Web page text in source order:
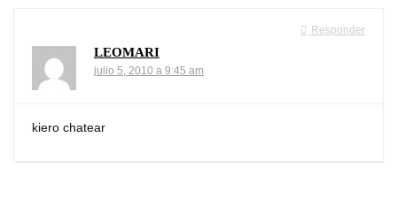
Responder
LEOMARI
julio 5, 2010 a 9:45 am
kiero chatear